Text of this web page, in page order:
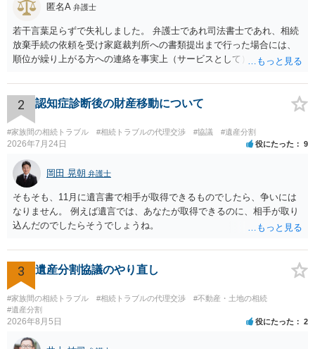
匿名A 弁護士
若干言葉足らずで失礼しました。 弁護士であれ司法書士であれ、相続
放棄手続の依頼を受け家庭裁判所への書類提出まで行った場合には、
順位が繰り上がる方への連絡を事実上（サービスとして）行うことは
できない、という意味でした。
2 認知症診断後の財産移動について
#家族間の相続トラブル #相続トラブルの代理交渉 #協議 #遺産分割
2026年7月24日 役にたった 9
岡田 晃朝 弁護士
そもそも、11月に遺言書で相手が取得できるものでしたら、争いには
なりません。 例えば遺言では、あなたが取得できるのに、相手が取り
込んだのでしたらそうでしょうね。
3 遺産分割協議のやり直し
#家族間の相続トラブル #相続トラブルの代理交渉
#不動産・土地の相続
#遺産分割
2026年8月5日 役にたった 2